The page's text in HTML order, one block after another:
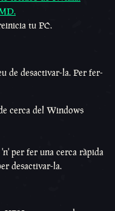
tu PC.
de desactivar-la. Per fer-
cerca del Windows
per fer una cerca ràpida
desactivar-la.